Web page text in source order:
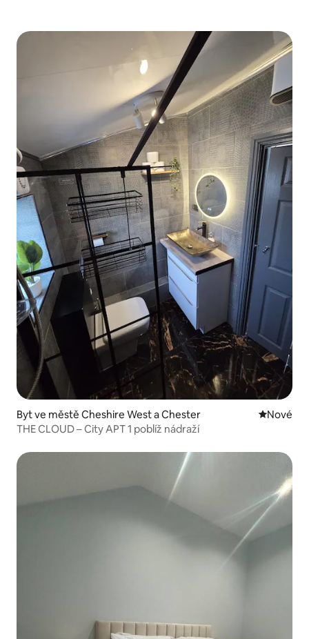
Byt ve městě Cheshire West a Chester Nové
Nové
THE CLOUD – City APT 1 poblíž nádraží